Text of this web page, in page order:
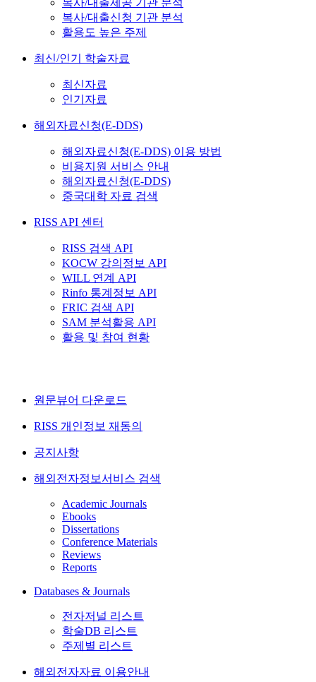
복사/대출제공 기관 분석
복사/대출신청 기관 분석
활용도 높은 주제
최신/인기 학술자료
최신자료
인기자료
해외자료신청(E-DDS)
해외자료신청(E-DDS) 이용 방법
비용지원 서비스 안내
해외자료신청(E-DDS)
중국대학 자료 검색
RISS API 센터
RISS 검색 API
KOCW 강의정보 API
WILL 연계 API
Rinfo 통계정보 API
FRIC 검색 API
SAM 분석활용 API
활용 및 참여 현황
원문뷰어 다운로드
RISS 개인정보 재동의
공지사항
해외전자정보서비스 검색
Academic Journals
Ebooks
Dissertations
Conference Materials
Reviews
Reports
Databases & Journals
전자저널 리스트
학술DB 리스트
주제별 리스트
해외전자자료 이용안내